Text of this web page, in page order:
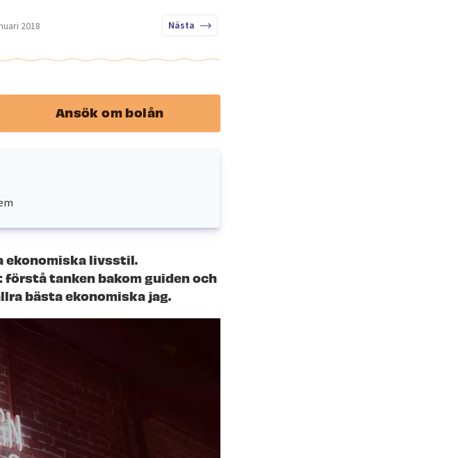
2018 Nästa
Ansök om bolån
ekonomiska livsstil.
förstå tanken bakom guiden och
bästa ekonomiska jag.